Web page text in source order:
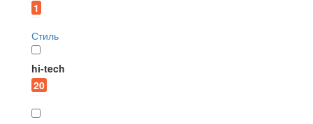
1
Стиль
hi-tech
20